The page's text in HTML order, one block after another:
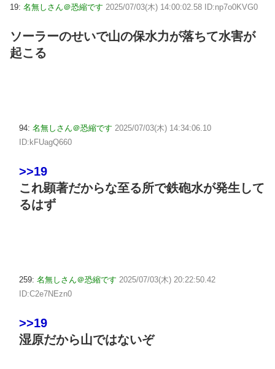
19: 名無しさん＠恐縮です 2025/07/03(木) 14:00:02.58 ID:np7o0KVG0
ソーラーのせいで山の保水力が落ちて水害が
起こる
94: 名無しさん＠恐縮です 2025/07/03(木) 14:34:06.10
ID:kFUagQ660
>>19
これ顕著だからな至る所で鉄砲水が発生して
るはず
259: 名無しさん＠恐縮です 2025/07/03(木) 20:22:50.42
ID:C2e7NEzn0
>>19
湿原だから山ではないぞ